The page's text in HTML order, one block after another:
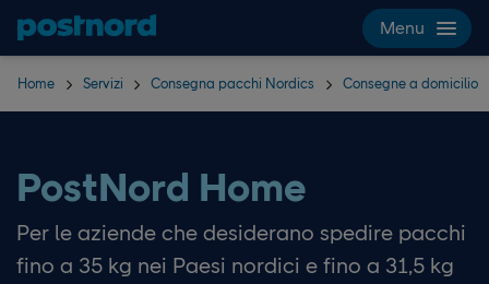
Hoppa över navigering och sök
Menu
Home Servizi Consegna pacchi Nordics Consegne a domicilio
PostNord Home
Per le aziende che desiderano spedire pacchi
fino a 35 kg nei Paesi nordici e fino a 31,5 kg